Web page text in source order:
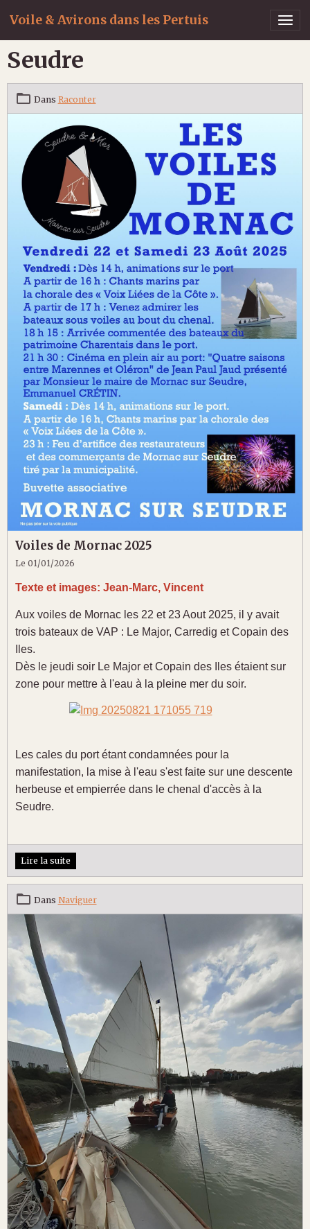
Voile & Avirons dans les Pertuis
Seudre
Dans Raconter
Voiles de Mornac 2025
Le 01/01/2026
Texte et images: Jean-Marc, Vincent
Aux voiles de Mornac les 22 et 23 Aout 2025, il y avait
trois bateaux de VAP : Le Major, Carredig et Copain des
Iles.
Dès le jeudi soir Le Major et Copain des Iles étaient sur
zone pour mettre à l'eau à la pleine mer du soir.
Les cales du port étant condamnées pour la
manifestation, la mise à l'eau s'est faite sur une descente
herbeuse et empierrée dans le chenal d'accès à la
Seudre.
Lire la suite
Dans Naviguer